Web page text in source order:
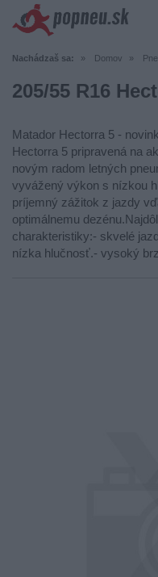
Nachádzaš sa: Domov
205/55 R16
Matador Hectorra 5 -
Hectorra 5 pripravená na
novým radom letných
vyvážený výkon s nízkou
príjemný zážitok z jazdy
optimálnemu
charakteristiky:- skvelé
nízka hlučnosť.- vysoký